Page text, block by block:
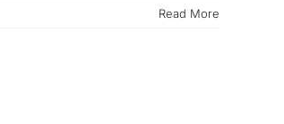
Read More